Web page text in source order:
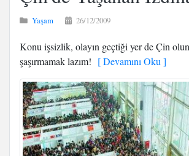
Yaşam 26/12/2009
Konu işsizlik, olayın geçtiği yer de Çin
şaşırmamak lazım! [ Devamını Oku ]